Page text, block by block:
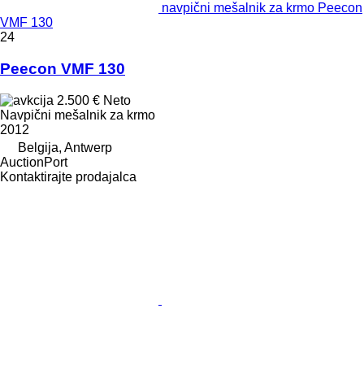
navpični mešalnik za krmo Peecon
VMF 130
24
Peecon VMF 130
2.500 € Neto
Navpični mešalnik za krmo
2012
Belgija, Antwerp
AuctionPort
Kontaktirajte prodajalca